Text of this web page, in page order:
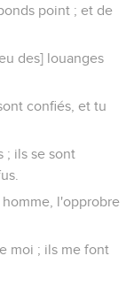
point ; et de
des] louanges
confiés, et tu
; ils se sont
l'opprobre
moi ; ils me font